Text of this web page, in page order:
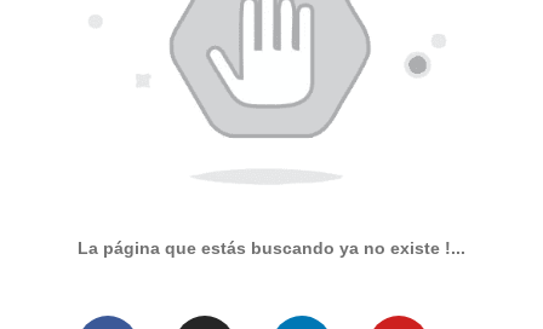
La página que estás buscando ya no existe !...